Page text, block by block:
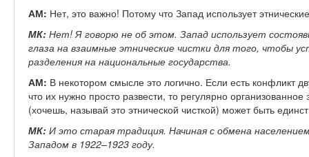
АМ: Нет, это важно! Потому что Запад использует
МК: Нет! Я говорю не об этом. Запад использует
глаза на взаимные этнические чистки для того, чтобы
разделения на национальные государства.
АМ: В некотором смысле это логично. Если есть конфликт
что их нужно просто развести, то регулярно
(хочешь, называй это этнической чисткой) может быть
МК: И это старая традиция. Начиная с обмена
Западом в 1922–1923 году.